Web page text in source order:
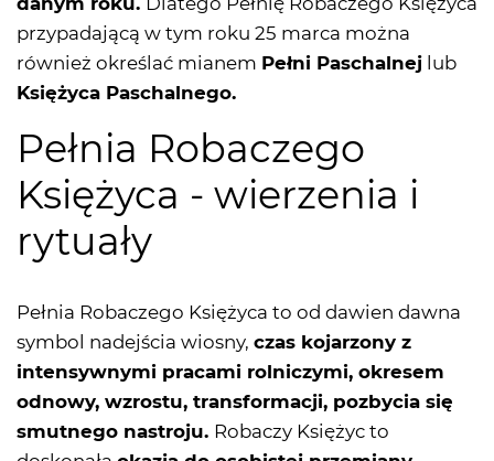
przypadającą w tym roku 25 marca można
również określać mianem Pełni Paschalnej lub
Księżyca Paschalnego.
Pełnia Robaczego
Księżyca - wierzenia i
rytuały
Pełnia Robaczego Księżyca to od dawien dawna
symbol nadejścia wiosny, czas kojarzony z
intensywnymi pracami rolniczymi, okresem
odnowy, wzrostu, transformacji, pozbycia się
smutnego nastroju. Robaczy Księżyc to